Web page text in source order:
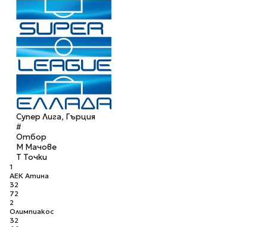
Супер Лига, Гърция
#
Отбор
М Мачове
Т Точки
1
АЕК Атина
32
72
2
Олимпиакос
32